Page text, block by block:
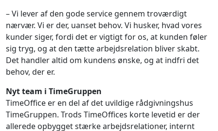
– Vi lever af den gode service gennem troværdigt
nærvær. Vi er der, uanset behov. Vi husker, hvad vores
kunder siger, fordi det er vigtigt for os, at kunden føler
sig tryg, og at den tætte arbejdsrelation bliver skabt.
Det handler altid om kundens ønske, og at indfri det
behov, der er.
Nyt team i TimeGruppen
TimeOffice er en del af det uvildige rådgivningshus
TimeGruppen. Trods TimeOffices korte levetid er der
allerede opbygget stærke arbejdsrelationer, internt